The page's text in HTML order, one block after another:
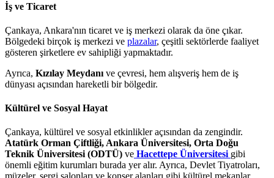
İş ve Ticaret
Çankaya, Ankara'nın ticaret ve iş merkezi olarak da öne çıkar.
Bölgedeki birçok iş merkezi ve plazalar, çeşitli sektörlerde faaliyet
gösteren şirketlere ev sahipliği yapmaktadır.
Ayrıca, Kızılay Meydanı ve çevresi, hem alışveriş hem de iş
dünyası açısından hareketli bir bölgedir.
Kültürel ve Sosyal Hayat
Çankaya, kültürel ve sosyal etkinlikler açısından da zengindir.
Atatürk Orman Çiftliği, Ankara Üniversitesi, Orta Doğu
Teknik Üniversitesi (ODTÜ) ve Hacettepe Üniversitesi gibi
önemli eğitim kurumları burada yer alır. Ayrıca, Devlet Tiyatroları,